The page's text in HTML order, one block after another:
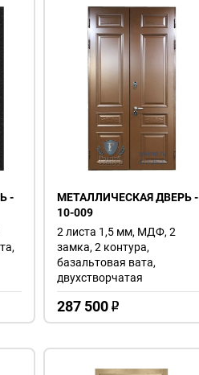
-
МЕТАЛЛИЧЕСКАЯ ДВЕРЬ -
10-009
287 500 o
2 листа 1,5 мм, МДФ, 2
замка, 2 контура,
базальтовая вата,
двухстворчатая